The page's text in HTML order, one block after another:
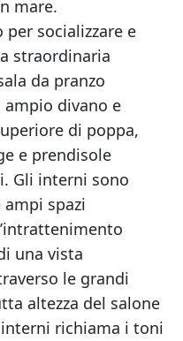
mare.
per socializzare e
straordinaria
da pranzo
ampio divano e
di poppa,
e prendisole
Gli interni sono
spazi
una vista
le grandi
altezza del salone
richiama i toni